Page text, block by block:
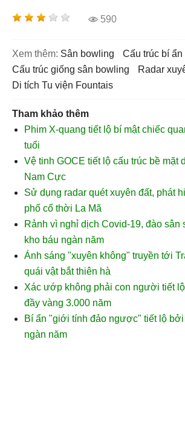
590
Xem thêm: sân bowling
cấu trúc bí ẩn
cấu trúc giống sân bowling
radar
di tích Tu viện Fountais
Tham khảo thêm
Phim X-quang tiết lộ bí mật chiếc
tuổi
Vệ tinh GOCE tiết lộ cấu trúc bề mặt
Nam Cực
Sử dụng radar quét xuyên đất, phát
phố cổ thời La Mã
Rảnh vì nghỉ dịch Covid-19, đào sân
kho báu ngàn năm
Ánh sáng "xuyên không" truyền tới
quái vật bắt thiên hà
Xác ướp không phải con người tiết
đầy vàng 3.000 năm
Bí ẩn "giới tính đảo ngược" tiết lộ
ngàn năm